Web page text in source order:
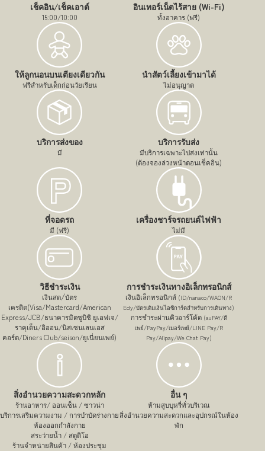
เช็คอิน/เช็คเอาต์
15:00/10:00
อินเทอร์เน็ตไร้สาย (Wi-Fi)
ทั้งอาคาร (ฟรี)
ให้ลูกนอนบนเตียงเดียวกัน
ฟรีสำหรับเด็กก่อนวัยเรียน
นำสัตว์เลี้ยงเข้ามาได้
ไม่อนุญาต
บริการส่งของ
มี
บริการรับส่ง
มีบริการเฉพาะไปส่งเท่านั้น
(ต้องจองล่วงหน้าตอนเช็คอิน)
ที่จอดรถ
มี (ฟรี)
เครื่องชาร์จรถยนต์ไฟฟ้า
ไม่มี
วิธีชำระเงิน
เงินสด/บัตร
เครดิต(Visa/Mastercard/American
Express/JCB/ธนาคารมิตซูบิชิ ยูเอฟเจ/
ราคุเต็น/อิออน/นิสเซนเลนเอส
คอร์ต/Diners Club/seison/ยูเนี่ยนเพย์)
การชำระเงินทางอิเล็กทรอนิกส์
เงินอิเล็กทรอนิกส์ (ID/nanaco/WAON/R
Edy/บัตรเติมเงินไอซีการ์ดสำหรับการเดินทาง)
การชำระผ่านคิวอาร์โค้ด (auPAY/ดี
เพย์/PayPay/เมอร์เพย์/LINE Pay/R
Pay/Alipay/We Chat Pay)
สิ่งอำนวยความสะดวกหลัก
ร้านอาหาร/ ออนเซ็น / ซาวน่า
บริการเสริมความงาม / การบำบัดร่างกาย
ห้องออกกำลังกาย
สระว่ายน้ำ / สตูดิโอ
ร้านจำหน่ายสินค้า / ห้องประชุม
อื่น ๆ
ห้ามสูบบุหรี่ทั่วบริเวณ
สิ่งอำนวยความสะดวกและอุปกรณ์ในห้อง
พัก